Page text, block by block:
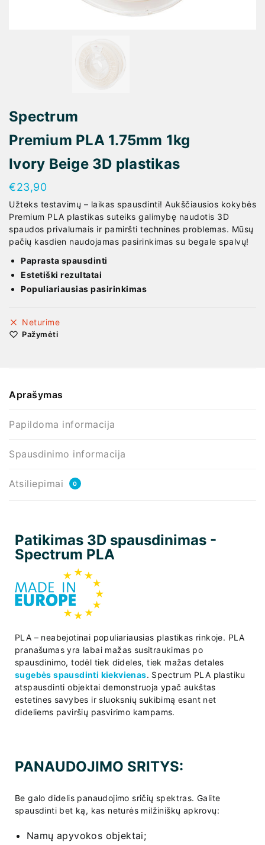
Spectrum
Premium PLA 1.75mm 1kg
Ivory Beige 3D plastikas
€23,90
Užteks testavimų – laikas spausdinti! Aukščiausios kokybės
Premium PLA plastikas suteiks galimybę naudotis 3D
spaudos privalumais ir pamiršti technines problemas. Mūsų
pačių kasdien naudojamas pasirinkimas su begale spalvų!
Paprasta spausdinti
Estetiški rezultatai
Populiariausias pasirinkimas
Neturime
Pažymėti
Aprašymas
Papildoma informacija
Spausdinimo informacija
Atsiliepimai 0
Patikimas 3D spausdinimas -
Spectrum PLA
PLA – neabejotinai populiariausias plastikas rinkoje. PLA
pranašumas yra labai mažas susitraukimas po
spausdinimo, todėl tiek dideles, tiek mažas detales
sugebės spausdinti kiekvienas. Spectrum PLA plastiku
atspausdinti objektai demonstruoja ypač aukštas
estetines savybes ir sluoksnių sukibimą esant net
dideliems paviršių pasvirimo kampams.
PANAUDOJIMO SRITYS:
Be galo didelis panaudojimo sričių spektras. Galite
spausdinti bet ką, kas neturės milžiniškų apkrovų:
Namų apyvokos objektai;